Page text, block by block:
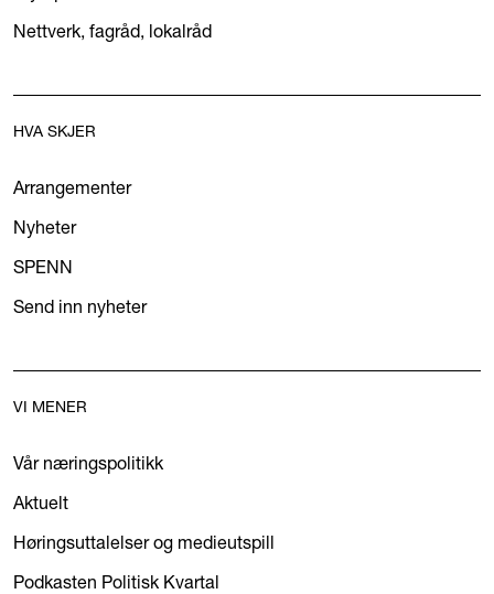
Nettverk, fagråd, lokalråd
HVA SKJER
Arrangementer
Nyheter
SPENN
Send inn nyheter
VI MENER
Vår næringspolitikk
Aktuelt
Høringsuttalelser og medieutspill
Podkasten Politisk Kvartal